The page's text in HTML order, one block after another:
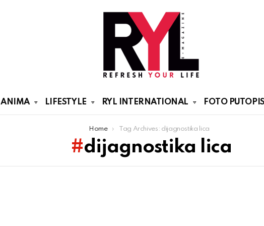
ANIMA LIFESTYLE RYL INTERNATIONAL FOTO PUTOPISI
Home Tag Archives: dijagnostika lica
dijagnostika lica